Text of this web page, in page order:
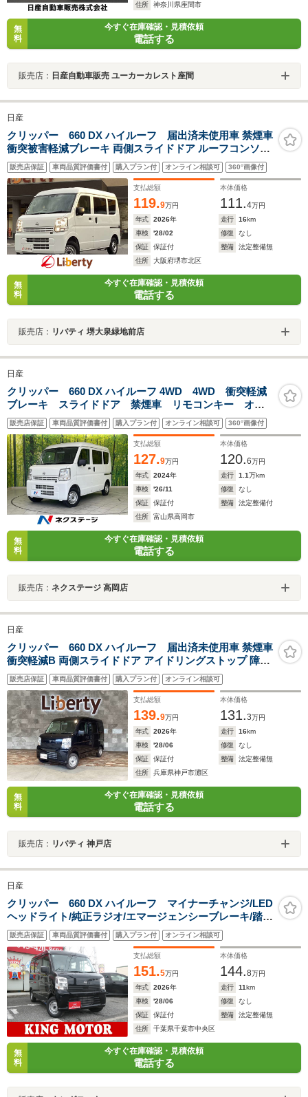
住所
神奈川県座間市
無
料
今すぐ在庫確認・見積依頼
電話する
販売店： 日産自動車販売 ユーカーカレスト座間
日産
クリッパー 660 DX ハイルーフ 届出済未使用車 禁煙車
衝突被害軽減ブレーキ 両側スライドドア ルーフコンソー
ル アイドリングストップ 障害物センサー 純正ラジオデ
ッキ ヘッドライトレベライザー エアバック 運転席パワ
ーウィンドウ
販売店保証 車両品質評価書付 購入プラン付 オンライン相談可 360°画像付
支払総額
119.9万円
本体価格
111.4万円
年式
2026年 走行 16km
車検
'28/02 修復
なし
保証
保証付 整備
法定整備無
住所
大阪府堺市北区
無
料
今すぐ在庫確認・見積依頼
電話する
販売店： リバティ 堺大泉緑地前店
日産
クリッパー 660 DX ハイルーフ 4WD 4WD 衝突軽減
ブレーキ スライドドア 禁煙車 リモコンキー オー
トライト クリアランスソナー アイドリングストッ
プ 電動格納ミラー 横滑り防止 プライバシーガラ
ス 盗難防止装置 エアコン
販売店保証 車両品質評価書付 購入プラン付 オンライン相談可 360°画像付
支払総額
127.9万円
本体価格
120.6万円
年式
2024年 走行 1.1万km
車検
'26/11 修復
なし
保証
保証付 整備
法定整備付
住所
富山県高岡市
無
料
今すぐ在庫確認・見積依頼
電話する
販売店： ネクステージ 高岡店
日産
クリッパー 660 DX ハイルーフ 届出済未使用車 禁煙車
衝突軽減B 両側スライドドア アイドリングストップ 障害
物センサー ヘッドライトレベライザー
販売店保証 車両品質評価書付 購入プラン付 オンライン相談可
支払総額
139.9万円
本体価格
131.3万円
年式
2026年 走行 16km
車検
'28/06 修復
なし
保証
保証付 整備
法定整備無
住所
兵庫県神戸市灘区
無
料
今すぐ在庫確認・見積依頼
電話する
販売店： リバティ 神戸店
日産
クリッパー 660 DX ハイルーフ マイナーチャンジ/LED
ヘッドライト/純正ラジオ/エマージェンシーブレーキ/踏み
間違い衝突防止アシスト/レーンアシスト/標識認識機能/ハ
イビームアシスト/障害物センサー/標識認識機能/両側スラ
イドドア/キーレス
販売店保証 車両品質評価書付 購入プラン付 オンライン相談可
支払総額
151.5万円
本体価格
144.8万円
年式
2026年 走行 11km
車検
'28/06 修復
なし
保証
保証付 整備
法定整備無
住所
千葉県千葉市中央区
無
料
今すぐ在庫確認・見積依頼
電話する